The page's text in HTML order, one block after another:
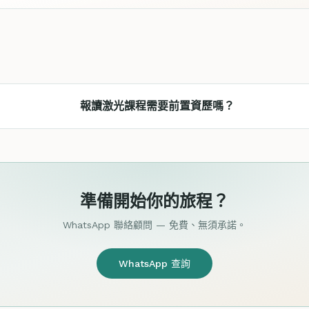
報讀激光課程需要前置資歷嗎？
準備開始你的旅程？
WhatsApp 聯絡顧問 — 免費、無須承諾。
WhatsApp 查詢